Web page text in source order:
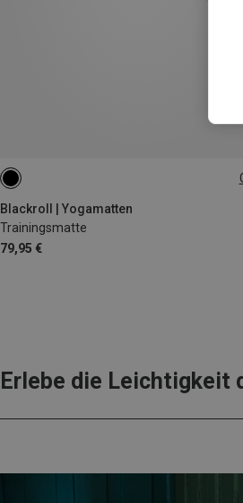
Blackroll | Yogamatten
Trainingsmatte
79,95 €
65 X 185 X 0.5CM
Erlebe die Leichtigkeit